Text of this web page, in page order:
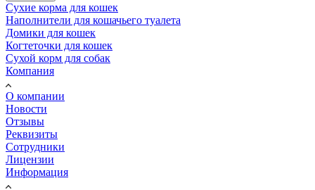
Сухие корма для кошек
Наполнители для кошачьего туалета
Домики для кошек
Когтеточки для кошек
Сухой корм для собак
Компания
О компании
Новости
Отзывы
Реквизиты
Сотрудники
Лицензии
Информация